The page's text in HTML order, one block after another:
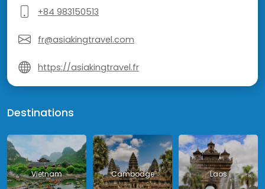
+84 983150513
fr@asiakingtravel.com
https://asiakingtravel.fr
Destinations
Vietnam Cambodge Laos